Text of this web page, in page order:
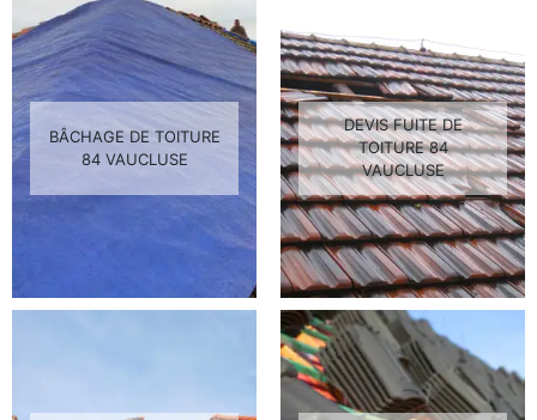
BÂCHAGE DE TOITURE
84 VAUCLUSE
DEVIS FUITE DE
TOITURE 84
VAUCLUSE